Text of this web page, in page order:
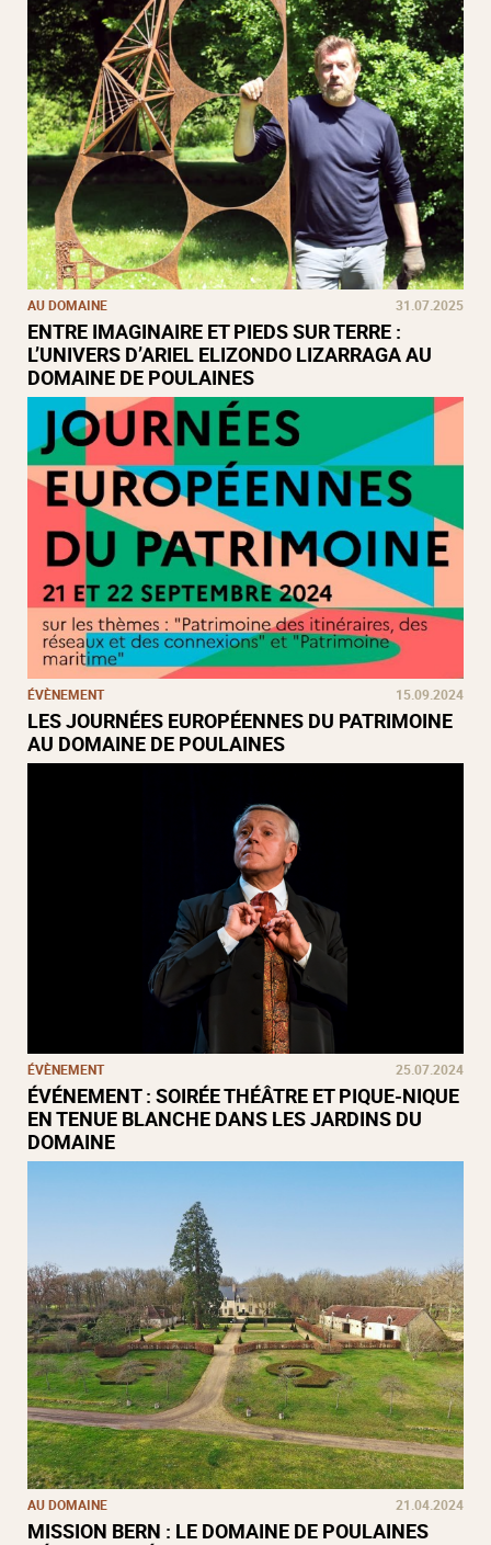
AU DOMAINE 31.07.2025
ENTRE IMAGINAIRE ET PIEDS SUR TERRE :
L’UNIVERS D’ARIEL ELIZONDO LIZARRAGA AU
DOMAINE DE POULAINES
ÉVÈNEMENT 15.09.2024
LES JOURNÉES EUROPÉENNES DU PATRIMOINE
AU DOMAINE DE POULAINES
ÉVÈNEMENT 25.07.2024
ÉVÉNEMENT : SOIRÉE THÉÂTRE ET PIQUE-NIQUE
EN TENUE BLANCHE DANS LES JARDINS DU
DOMAINE
AU DOMAINE 21.04.2024
MISSION BERN : LE DOMAINE DE POULAINES